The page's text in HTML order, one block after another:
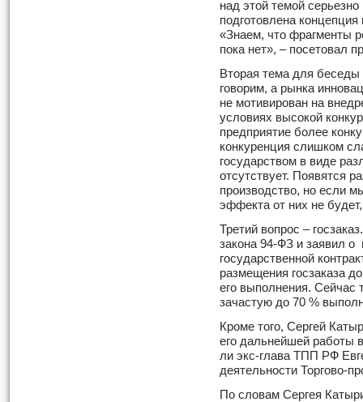
над этой темой
подготовлена
«Знаем, что фрагменты
пока нет», – посетовал
Вторая тема для
говорим, а рынка
не мотивирован на
условиях высокой
предприятие более
конкуренция слишком
государством в виде
отсутствует. Появятся
производство, но если
эффекта от них не
Третий вопрос –
закона 94-ФЗ и заявил
государственной
размещения госзаказа
его выполнения. Сейчас
зачастую до 70 %
Кроме того, Сергей
его дальнейшей работы
ли экс-глава ТПП РФ
деятельности Торгово-
По словам Сергея